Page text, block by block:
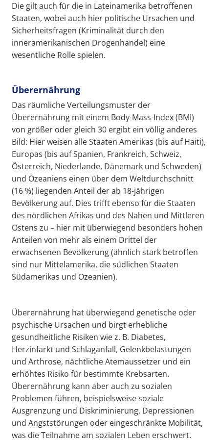
Die gilt auch für die in Lateinamerika betroffenen
Staaten, wobei auch hier politische Ursachen und
Sicherheitsfragen (Kriminalität durch den
inneramerikanischen Drogenhandel) eine
wesentliche Rolle spielen.
Überernährung
Das räumliche Verteilungsmuster der
Überernährung mit einem Body-Mass-Index (BMI)
von größer oder gleich 30 ergibt ein völlig anderes
Bild: Hier weisen alle Staaten Amerikas (bis auf Haiti),
Europas (bis auf Spanien, Frankreich, Schweiz,
Österreich, Niederlande, Dänemark und Schweden)
und Ozeaniens einen über dem Weltdurchschnitt
(16 %) liegenden Anteil der ab 18-jährigen
Bevölkerung auf. Dies trifft ebenso für die Staaten
des nördlichen Afrikas und des Nahen und Mittleren
Ostens zu – hier mit überwiegend besonders hohen
Anteilen von mehr als einem Drittel der
erwachsenen Bevölkerung (ähnlich stark betroffen
sind nur Mittelamerika, die südlichen Staaten
Südamerikas und Ozeanien).
Überernährung hat überwiegend genetische oder
psychische Ursachen und birgt erhebliche
gesundheitliche Risiken wie z. B. Diabetes,
Herzinfarkt und Schlaganfall, Gelenkbelastungen
und Arthrose, nächtliche Atemaussetzer und ein
erhöhtes Risiko für bestimmte Krebsarten.
Überernährung kann aber auch zu sozialen
Problemen führen, beispielsweise soziale
Ausgrenzung und Diskriminierung, Depressionen
und Angststörungen oder eingeschränkte Mobilität,
was die Teilnahme am sozialen Leben erschwert.